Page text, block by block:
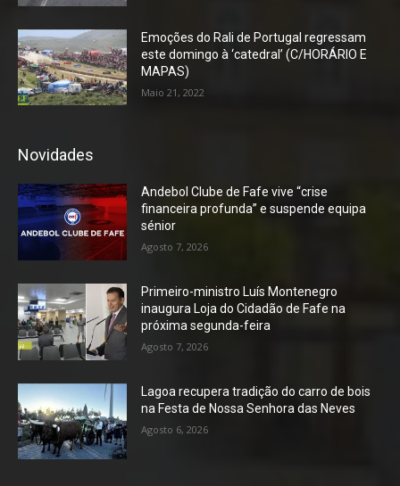
Emoções do Rali de Portugal regressam
este domingo à ‘catedral’ (C/HORÁRIO E
MAPAS)
Maio 21, 2022
Novidades
Andebol Clube de Fafe vive “crise
financeira profunda” e suspende equipa
sénior
Agosto 7, 2026
Primeiro-ministro Luís Montenegro
inaugura Loja do Cidadão de Fafe na
próxima segunda-feira
Agosto 7, 2026
Lagoa recupera tradição do carro de bois
na Festa de Nossa Senhora das Neves
Agosto 6, 2026